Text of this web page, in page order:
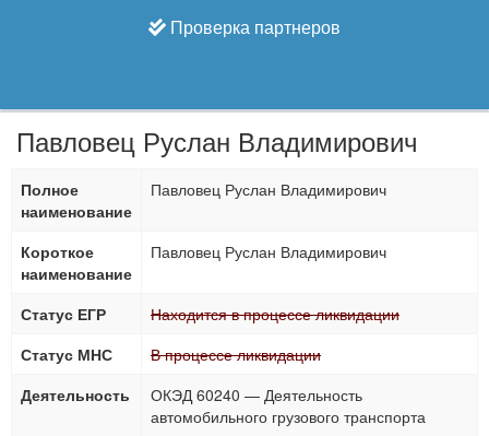
Проверка партнеров
Павловец Руслан Владимирович
Полное
наименование
Павловец Руслан Владимирович
Короткое
наименование
Павловец Руслан Владимирович
Статус ЕГР
Находится в процессе ликвидации
Статус МНС
В процессе ликвидации
Деятельность
ОКЭД 60240 — Деятельность
автомобильного грузового транспорта